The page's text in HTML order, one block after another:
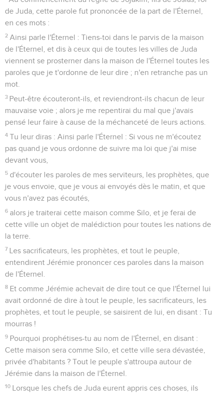
de Juda, cette parole fut prononcée de la part de l'Éternel,
en ces mots :
2 Ainsi parle l'Éternel : Tiens-toi dans le parvis de la maison
de l'Éternel, et dis à ceux qui de toutes les villes de Juda
viennent se prosterner dans la maison de l'Éternel toutes les
paroles que je t'ordonne de leur dire ; n'en retranche pas un
mot.
3 Peut-être écouteront-ils, et reviendront-ils chacun de leur
mauvaise voie ; alors je me repentirai du mal que j'avais
pensé leur faire à cause de la méchanceté de leurs actions.
4 Tu leur diras : Ainsi parle l'Éternel : Si vous ne m'écoutez
pas quand je vous ordonne de suivre ma loi que j'ai mise
devant vous,
5 d'écouter les paroles de mes serviteurs, les prophètes, que
je vous envoie, que je vous ai envoyés dès le matin, et que
vous n'avez pas écoutés,
6 alors je traiterai cette maison comme Silo, et je ferai de
cette ville un objet de malédiction pour toutes les nations de
la terre.
7 Les sacrificateurs, les prophètes, et tout le peuple,
entendirent Jérémie prononcer ces paroles dans la maison
de l'Éternel.
8 Et comme Jérémie achevait de dire tout ce que l'Éternel lui
avait ordonné de dire à tout le peuple, les sacrificateurs, les
prophètes, et tout le peuple, se saisirent de lui, en disant : Tu
mourras !
9 Pourquoi prophétises-tu au nom de l'Éternel, en disant :
Cette maison sera comme Silo, et cette ville sera dévastée,
privée d'habitants ? Tout le peuple s'attroupa autour de
Jérémie dans la maison de l'Éternel.
10 Lorsque les chefs de Juda eurent appris ces choses, ils